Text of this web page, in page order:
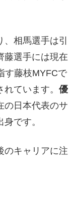
相馬選手は引
藤選手には現在
す藤枝MYFCで
ています。 優
の日本代表のサ
です。
のキャリアに注